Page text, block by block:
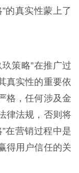
的真实性蒙上了
策略”在推广过
真实性的重要依
格，任何涉及金
律法规，否则将
在营销过程中是
得用户信任的关